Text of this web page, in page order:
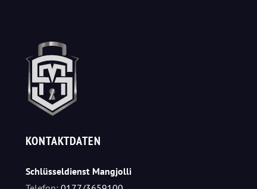
KONTAKTDATEN
Schlüsseldienst Mangjolli